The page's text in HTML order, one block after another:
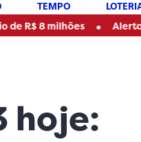
TEMPO
• Alerta de chuva
hoje: